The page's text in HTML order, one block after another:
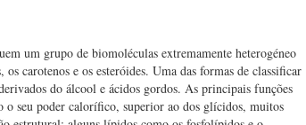
um grupo de biomoléculas extremamente heterogéneo
carotenos e os esteróides. Uma das formas de classificar
do álcool e ácidos gordos. As principais funções
o seu poder calorífico, superior ao dos glícidos, muitos